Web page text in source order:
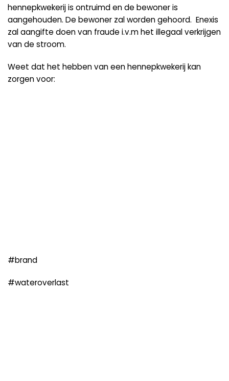
hennepkwekerij is ontruimd en de bewoner is
aangehouden. De bewoner zal worden gehoord. Enexis
zal aangifte doen van fraude i.v.m het illegaal verkrijgen
van de stroom.
Weet dat het hebben van een hennepkwekerij kan
zorgen voor:
#brand
#wateroverlast